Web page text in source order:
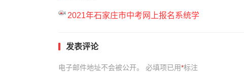
2021年石家庄市中考网上报名系统学
发表评论
电子邮件地址不会被公开。 必填项已用*标注